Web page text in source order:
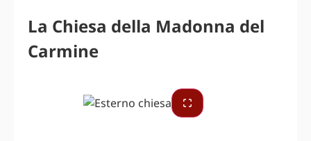
La Chiesa della Madonna del
Carmine